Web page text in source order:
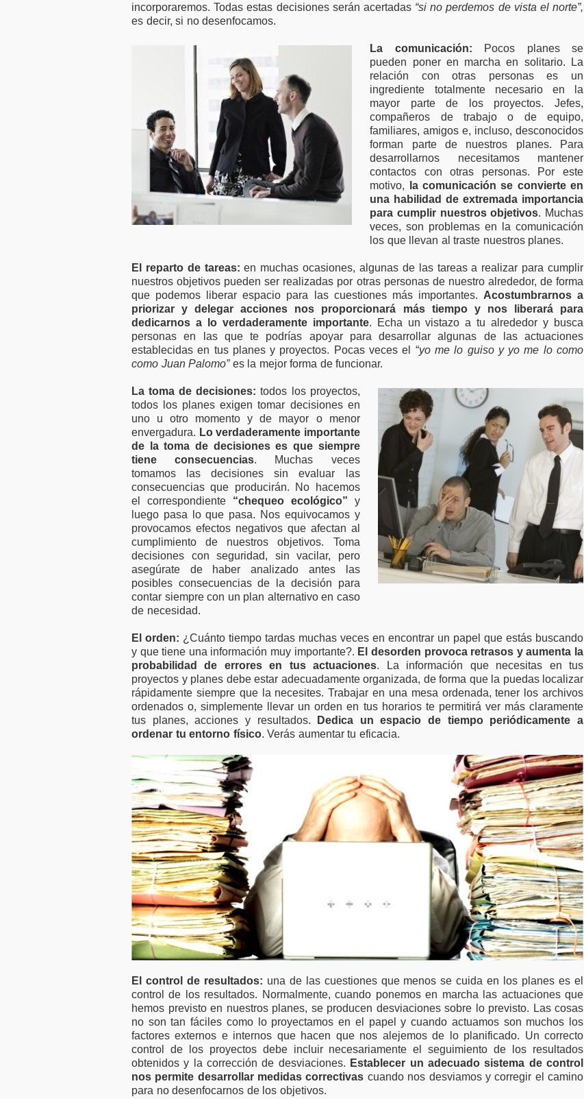
incorporaremos. Todas estas decisiones serán acertadas “si no perdemos de vista el norte”,
es decir, si no desenfocamos.
La comunicación: Pocos planes se
pueden poner en marcha en solitario. La
relación con otras personas es un
ingrediente totalmente necesario en la
mayor parte de los proyectos. Jefes,
compañeros de trabajo o de equipo,
familiares, amigos e, incluso, desconocidos
forman parte de nuestros planes. Para
desarrollarnos necesitamos mantener
contactos con otras personas. Por este
motivo,
la comunicación se convierte en
una habilidad de extremada importancia
para cumplir nuestros objetivos. Muchas
veces, son problemas en la comunicación
los que llevan al traste nuestros planes.
El reparto de tareas: en muchas ocasiones, algunas de las tareas a realizar para cumplir
nuestros objetivos pueden ser realizadas por otras personas de nuestro alrededor, de forma
que podemos liberar espacio para las cuestiones más importantes. Acostumbrarnos a
priorizar y delegar acciones nos proporcionará más tiempo y nos liberará para
dedicarnos a lo verdaderamente importante. Echa un vistazo a tu alrededor y busca
personas en las que te podrías apoyar para desarrollar algunas de las actuaciones
establecidas en tus planes y proyectos. Pocas veces el “yo me lo guiso y yo me lo como
como Juan Palomo”es la mejor forma de funcionar.
La toma de decisiones: todos los proyectos,
todos los planes exigen tomar decisiones en
uno u otro momento y de mayor o menor
envergadura. Lo verdaderamente importante
de la toma de decisiones es que siempre
tiene consecuencias. Muchas veces
tomamos las decisiones sin evaluar las
consecuencias que producirán. No hacemos
el correspondiente “chequeo ecológico” y
luego pasa lo que pasa. Nos equivocamos y
provocamos efectos negativos que afectan al
cumplimiento de nuestros objetivos. Toma
decisiones con seguridad, sin vacilar, pero
asegúrate de haber analizado antes las
posibles consecuencias de la decisión para
contar siempre con un plan alternativo en caso
de necesidad.
El orden: ¿Cuánto tiempo tardas muchas veces en encontrar un papel que estás buscando
y que tiene una información muy importante?. El desorden provoca retrasos y aumenta la
probabilidad de errores en tus actuaciones. La información que necesitas en tus
proyectos y planes debe estar adecuadamente organizada, de forma que la puedas localizar
rápidamente siempre que la necesites. Trabajar en una mesa ordenada, tener los archivos
ordenados o, simplemente llevar un orden en tus horarios te permitirá ver más claramente
tus planes, acciones y resultados.
Dedica un espacio de tiempo periódicamente a
ordenar tu entorno físico. Verás aumentar tu eficacia.
El control de resultados: una de las cuestiones que menos se cuida en los planes es el
control de los resultados. Normalmente, cuando ponemos en marcha las actuaciones que
hemos previsto en nuestros planes, se producen desviaciones sobre lo previsto. Las cosas
no son tan fáciles como lo proyectamos en el papel y cuando actuamos son muchos los
factores externos e internos que hacen que nos alejemos de lo planificado. Un correcto
control de los proyectos debe incluir necesariamente el seguimiento de los resultados
obtenidos y la corrección de desviaciones. Establecer un adecuado sistema de control
nos permite desarrollar medidas correctivas cuando nos desviamos y corregir el camino
para no desenfocarnos de los objetivos.